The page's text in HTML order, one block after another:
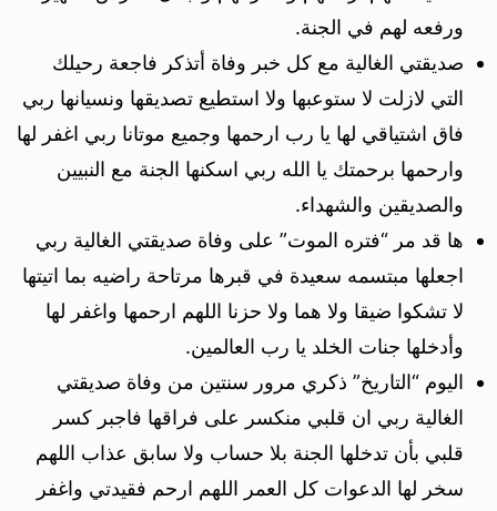
ورفعه لهم في الجنة.
صديقتي الغالية مع كل خبر وفاة أتذكر فاجعة رحيلك
التي لازلت لا ستوعبها ولا استطيع تصديقها ونسيانها ربي
فاق اشتياقي لها يا رب ارحمها وجميع موتانا ربي اغفر لها
وارحمها برحمتك يا الله ربي اسكنها الجنة مع النبيين
والصديقين والشهداء.
ها قد مر “فتره الموت” على وفاة صديقتي الغالية ربي
اجعلها مبتسمه سعيدة في قبرها مرتاحة راضيه بما اتيتها
لا تشكوا ضيقا ولا هما ولا حزنا اللهم ارحمها واغفر لها
وأدخلها جنات الخلد يا رب العالمين.
اليوم “التاريخ” ذكري مرور سنتين من وفاة صديقتي
الغالية ربي ان قلبي منكسر على فراقها فاجبر كسر
قلبي بأن تدخلها الجنة بلا حساب ولا سابق عذاب اللهم
سخر لها الدعوات كل العمر اللهم ارحم فقيدتي واغفر